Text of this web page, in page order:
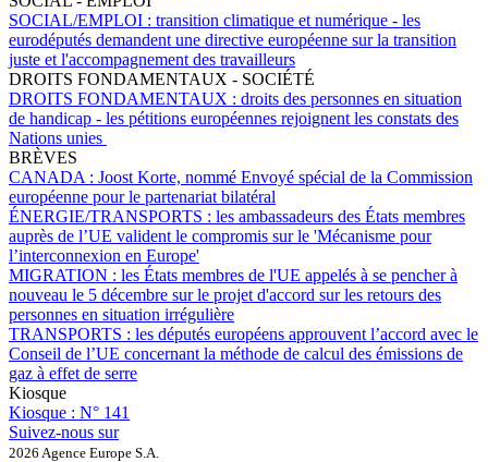
SOCIAL/EMPLOI : transition climatique et numérique - les
eurodéputés demandent une directive européenne sur la transition
juste et l'accompagnement des travailleurs
DROITS FONDAMENTAUX - SOCIÉTÉ
DROITS FONDAMENTAUX : droits des personnes en situation
de handicap - les pétitions européennes rejoignent les constats des
Nations unies
BRÈVES
CANADA : Joost Korte, nommé Envoyé spécial de la Commission
européenne pour le partenariat bilatéral
ÉNERGIE/TRANSPORTS : les ambassadeurs des États membres
auprès de l’UE valident le compromis sur le 'Mécanisme pour
l’interconnexion en Europe'
MIGRATION : les États membres de l'UE appelés à se pencher à
nouveau le 5 décembre sur le projet d'accord sur les retours des
personnes en situation irrégulière
TRANSPORTS : les députés européens approuvent l’accord avec le
Conseil de l’UE concernant la méthode de calcul des émissions de
gaz à effet de serre
Kiosque
Kiosque : N° 141
Suivez-nous sur
2026 Agence Europe S.A.